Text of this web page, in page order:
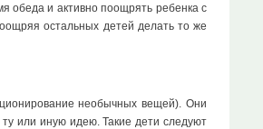
обеда и активно поощрять ребенка с
остальных детей делать то же
необычных вещей). Они
ту или иную идею. Такие дети следуют